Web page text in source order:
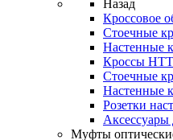
Назад
Кроссовое
Стоечные
Настенные
Кроссы
Стоечные
Настенные
Розетки
Аксессуары
Муфты